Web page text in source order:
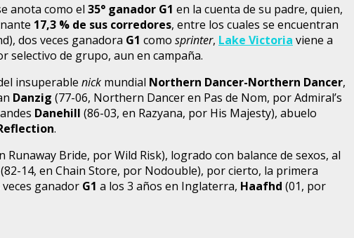
anota como el 35° ganador G1 en la cuenta de su padre, quien,
17,3 % de sus corredores, entre los cuales se encuentran
dos veces ganadora G1 como sprinter, Lake Victoria viene a
selectivo de grupo, aun en campaña.
insuperable nick mundial Northern Dancer-Northern Dancer,
Danzig (77-06, Northern Dancer en Pas de Nom, por Admiral’s
Danehill (86-03, en Razyana, por His Majesty), abuelo
.
Runaway Bride, por Wild Risk), logrado con balance de sexos, al
(82-14, en Chain Store, por Nodouble), por cierto, la primera
veces ganador G1 a los 3 años en Inglaterra, Haafhd (01, por